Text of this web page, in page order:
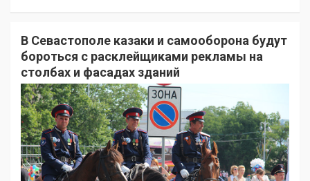
В Севастополе казаки и самооборона будут
бороться с расклейщиками рекламы на
столбах и фасадах зданий